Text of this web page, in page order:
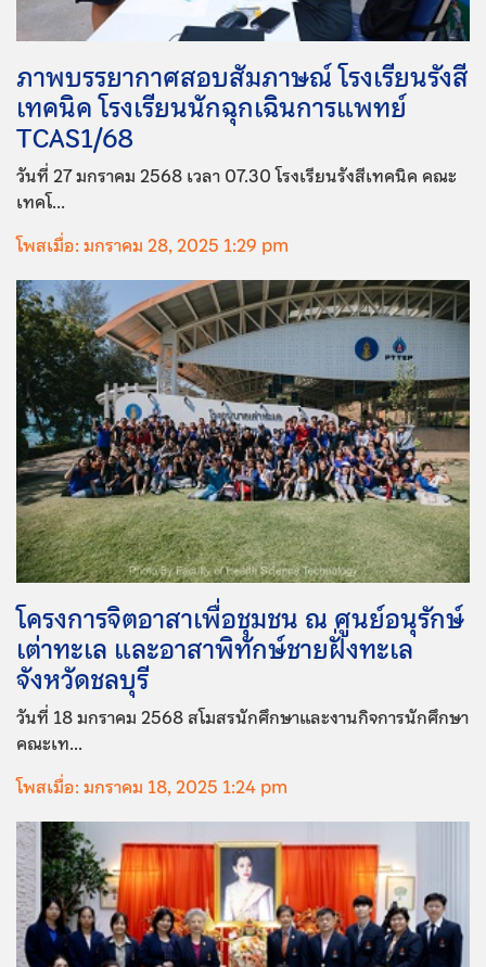
ภาพบรรยากาศสอบสัมภาษณ์ โรงเรียนรังสี
เทคนิค โรงเรียนนักฉุกเฉินการแพทย์
TCAS1/68
วันที่ 27 มกราคม 2568 เวลา 07.30 โรงเรียนรังสีเทคนิค คณะ
เทคโ...
โพสเมื่อ: มกราคม 28, 2025 1:29 pm
โครงการจิตอาสาเพื่อชุมชน ณ ศูนย์อนุรักษ์
เต่าทะเล และอาสาพิทักษ์ชายฝั่งทะเล
จังหวัดชลบุรี
วันที่ 18 มกราคม 2568 สโมสรนักศึกษาและงานกิจการนักศึกษา
คณะเท...
โพสเมื่อ: มกราคม 18, 2025 1:24 pm